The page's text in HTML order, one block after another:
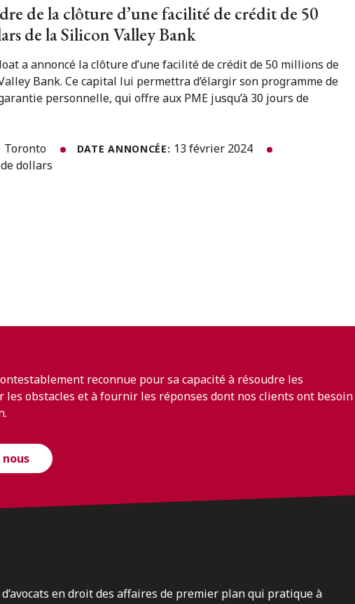
de la clôture d’une facilité de crédit de 50
de la Silicon Valley Bank
a annoncé la clôture d’une facilité de crédit de 50 millions de
Bank. Ce capital lui permettra d’élargir son programme de
personnelle, qui offre aux PME jusqu’à 30 jours de
Toronto DATE ANNONCÉE: 13 février 2024
dollars
reconnue pour sa capacité à résoudre les
obstacles et à fournir les réponses dont nos clients ont besoin
en droit des affaires de premier plan qui pratique à